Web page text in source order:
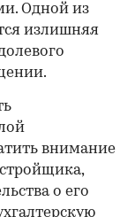
Одной из
излишняя
внимание
о его